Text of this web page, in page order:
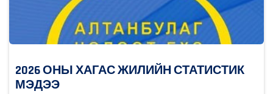
2026 ОНЫ ХАГАС ЖИЛИЙН СТАТИСТИК
МЭДЭЭ